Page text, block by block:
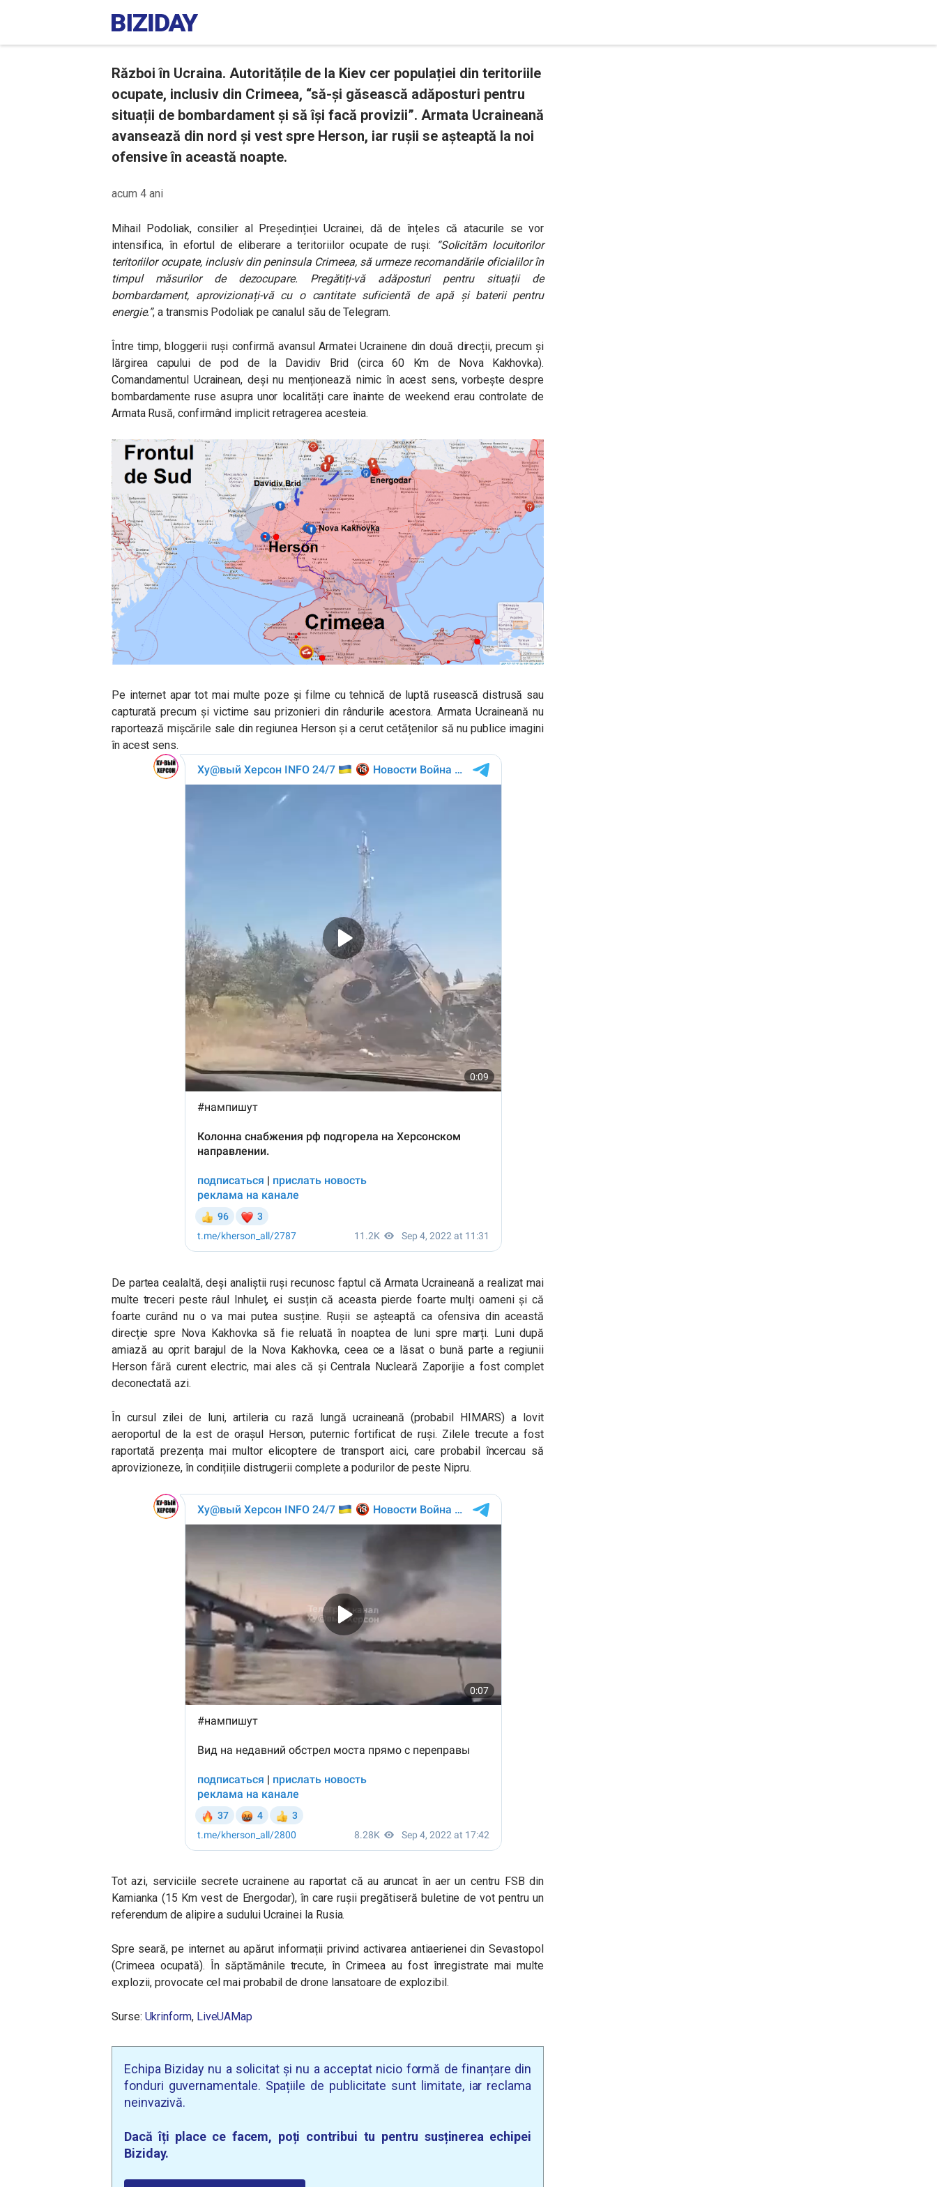
Război în Ucraina. Autoritățile de la Kiev cer populației din teritoriile
ocupate, inclusiv din Crimeea, “să-și găsească adăposturi pentru
situații de bombardament și să își facă provizii”. Armata Ucraineană
avansează din nord și vest spre Herson, iar rușii se așteaptă la noi
ofensive în această noapte.
acum 4 ani
Mihail Podoliak, consilier al Președinției Ucrainei, dă de înțeles că atacurile se vor
intensifica, în efortul de eliberare a teritoriilor ocupate de ruși:
“Solicităm locuitorilor
teritoriilor ocupate, inclusiv din peninsula Crimeea, să urmeze recomandările oficialilor în
timpul măsurilor de dezocupare. Pregătiți-vă adăposturi pentru situații de
bombardament, aprovizionați-vă cu o cantitate suficientă de apă și baterii pentru
energie.”, a transmis Podoliak pe canalul său de Telegram.
Între timp, bloggerii ruși confirmă avansul Armatei Ucrainene din două direcții, precum și
lărgirea capului de pod de la Davidiv Brid (circa 60 Km de Nova Kakhovka).
Comandamentul Ucrainean, deși nu menționează nimic în acest sens, vorbește despre
bombardamente ruse asupra unor localități care înainte de weekend erau controlate de
Armata Rusă, confirmând implicit retragerea acesteia.
Pe internet apar tot mai multe poze și filme cu tehnică de luptă rusească distrusă sau
capturată precum și victime sau prizonieri din rândurile acestora. Armata Ucraineană nu
raportează mișcările sale din regiunea Herson și a cerut cetățenilor să nu publice imagini
în acest sens.
De partea cealaltă, deși analiștii ruși recunosc faptul că Armata Ucraineană a realizat mai
multe treceri peste râul Inhuleț, ei susțin că aceasta pierde foarte mulți oameni și că
foarte curând nu o va mai putea susține. Rușii se așteaptă ca ofensiva din această
direcție spre Nova Kakhovka să fie reluată în noaptea de luni spre marți. Luni după
amiază au oprit barajul de la Nova Kakhovka, ceea ce a lăsat o bună parte a regiunii
Herson fără curent electric, mai ales că și Centrala Nucleară Zaporijie a fost complet
deconectată azi.
În cursul zilei de luni, artileria cu rază lungă ucraineană (probabil HIMARS) a lovit
aeroportul de la est de orașul Herson, puternic fortificat de ruși. Zilele trecute a fost
raportată prezența mai multor elicoptere de transport aici, care probabil încercau să
aprovizioneze, în condițiile distrugerii complete a podurilor de peste Nipru.
Tot azi, serviciile secrete ucrainene au raportat că au aruncat în aer un centru FSB din
Kamianka (15 Km vest de Energodar), în care rușii pregătiseră buletine de vot pentru un
referendum de alipire a sudului Ucrainei la Rusia.
Spre seară, pe internet au apărut informații privind activarea antiaerienei din Sevastopol
(Crimeea ocupată). În săptămânile trecute, în Crimeea au fost înregistrate mai multe
explozii, provocate cel mai probabil de drone lansatoare de explozibil.
Surse: Ukrinform, LiveUAMap
Echipa Biziday nu a solicitat și nu a acceptat nicio formă de finanțare din
fonduri guvernamentale. Spațiile de publicitate sunt limitate, iar reclama
neinvazivă.
Dacă îți place ce facem, poți contribui tu pentru susținerea echipei
Biziday.